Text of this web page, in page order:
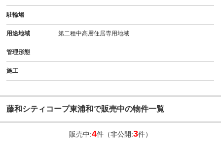
駐輪場
用途地域 第二種中高層住居専用地域
管理形態
施工
藤和シティコープ東浦和で販売中の物件一覧
販売中:4件（非公開:3件）